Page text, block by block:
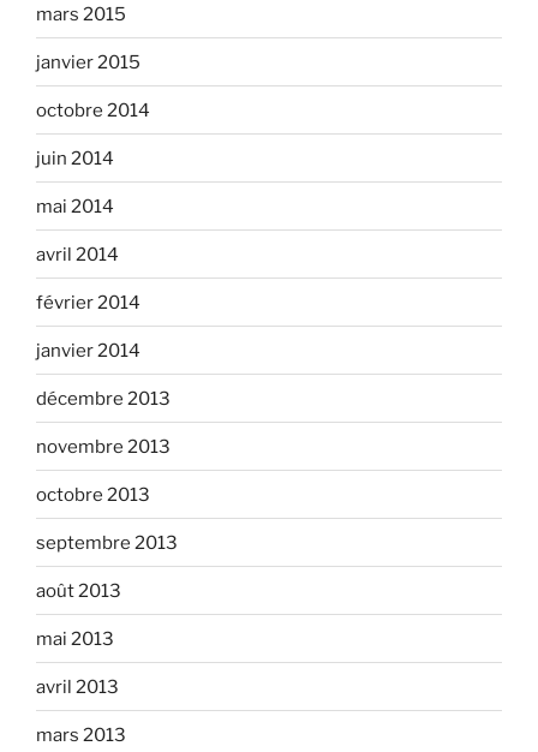
mars 2015
janvier 2015
octobre 2014
juin 2014
mai 2014
avril 2014
février 2014
janvier 2014
décembre 2013
novembre 2013
octobre 2013
septembre 2013
août 2013
mai 2013
avril 2013
mars 2013